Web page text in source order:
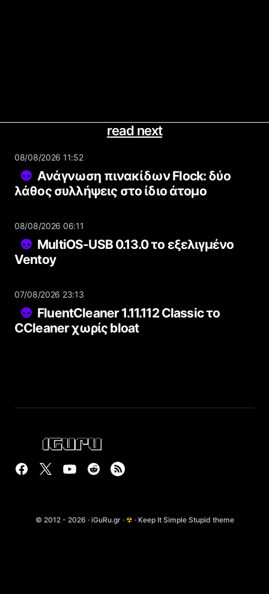
read next
08/08/2026 11:52
Ανάγνωση πινακίδων Flock: δύο
λάθος συλλήψεις στο ίδιο άτομο
08/08/2026 06:11
MultiOS-USB 0.13.0 το εξελιγμένο
Ventoy
07/08/2026 23:13
FluentCleaner 1.11.112 Classic το
CCleaner χωρίς bloat
© 2012 - 2026 · iGuRu.gr · ☢ · Keep It Simple Stupid theme